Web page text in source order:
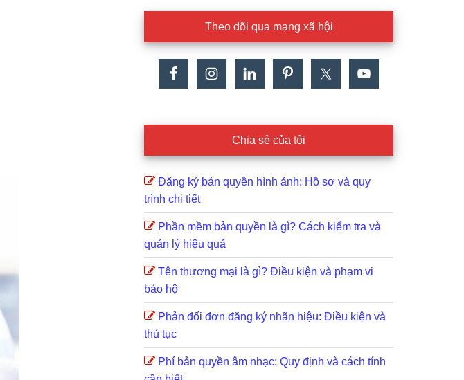
Theo dõi qua mạng xã hội
Chia sẻ của tôi
Đăng ký bản quyền hình ảnh: Hồ sơ và quy
trình chi tiết
Phần mềm bản quyền là gì? Cách kiểm tra và
quản lý hiệu quả
Tên thương mại là gì? Điều kiện và phạm vi
bảo hộ
Phản đối đơn đăng ký nhãn hiệu: Điều kiện và
thủ tục
Phí bản quyền âm nhạc: Quy định và cách tính